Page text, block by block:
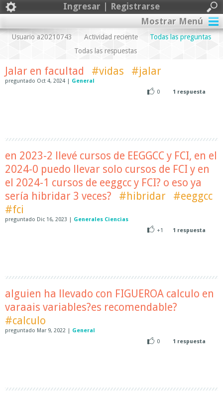
Ingresar | Registrarse
Mostrar Menú
Usuario a20210743 Actividad reciente
Todas las preguntas
Todas las respuestas
Jalar en facultad #vidas #jalar
preguntado Oct 4, 2024 | General
0
1 respuesta
en 2023-2 llevé cursos de EEGGCC y FCI, en el
2024-0 puedo llevar solo cursos de FCI y en
el 2024-1 cursos de eeggcc y FCI? o eso ya
sería hibridar 3 veces?
#hibridar
#eeggcc
#fci
preguntado Dic 16, 2023 | Generales Ciencias
+1
1 respuesta
alguien ha llevado con FIGUEROA calculo en
varaais variables?es recomendable?
#calculo
preguntado Mar 9, 2022 | General
0
1 respuesta